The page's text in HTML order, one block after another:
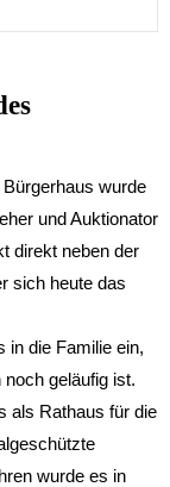
wurde
und Auktionator
direkt neben der
sich heute das
in die Familie ein,
geläufig ist.
als Rathaus für die
wurde es in